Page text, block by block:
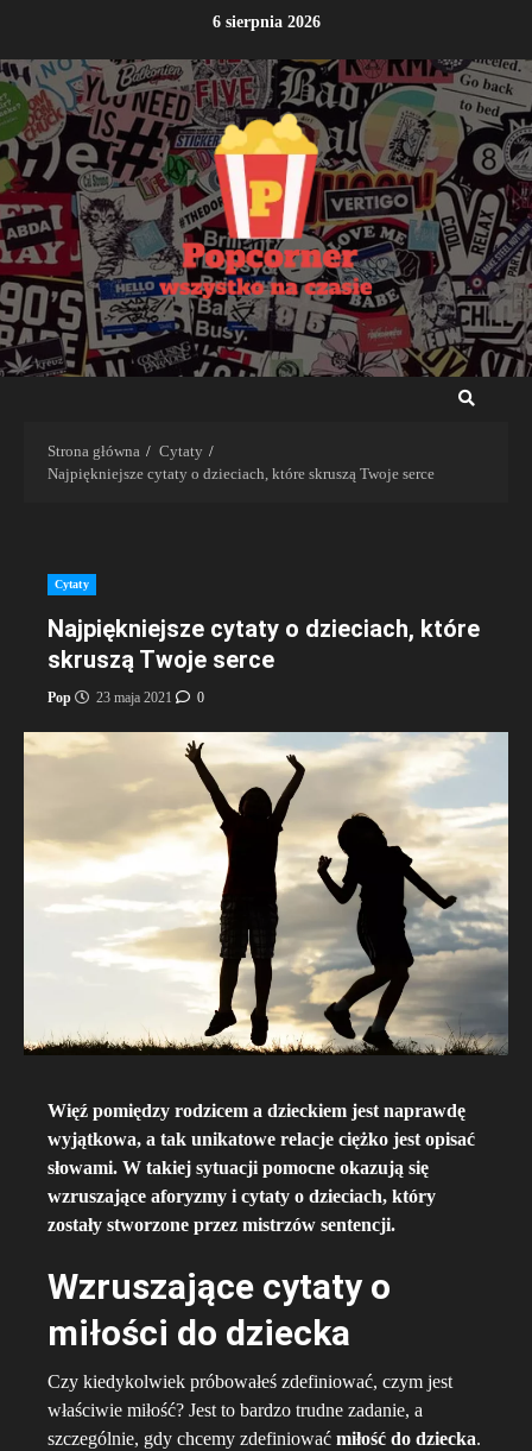
treści
6 sierpnia 2026
Strona główna
Cytaty
Najpiękniejsze cytaty o dzieciach, które skruszą Twoje serce
Cytaty
Najpiękniejsze cytaty o dzieciach, które
skruszą Twoje serce
Pop 23 maja 2021 0
Więź pomiędzy rodzicem a dzieckiem jest naprawdę
wyjątkowa, a tak unikatowe relacje ciężko jest opisać
słowami. W takiej sytuacji pomocne okazują się
wzruszające aforyzmy i cytaty o dzieciach, który
zostały stworzone przez mistrzów sentencji.
Wzruszające cytaty o
miłości do dziecka
Czy kiedykolwiek próbowałeś zdefiniować, czym jest
właściwie miłość? Jest to bardzo trudne zadanie, a
szczególnie, gdy chcemy zdefiniować miłość do dziecka.